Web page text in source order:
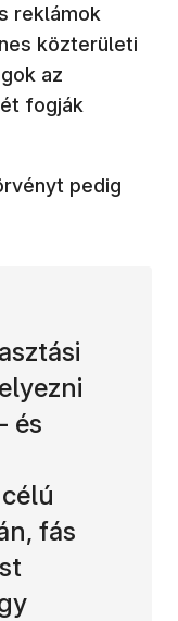
reklámok
közterületi
az
fogják
pedig
és
fás